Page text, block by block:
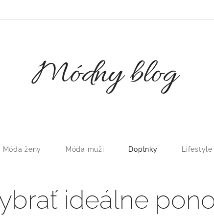
Módny blog
Móda ženy Móda muži Doplnky Lifestyle
ideálne